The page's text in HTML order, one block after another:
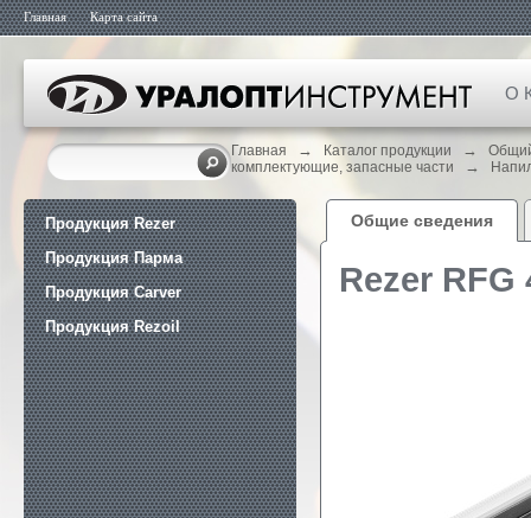
Главная Карта сайта
О
Главная → Каталог продукции →
комплектующие, запасные части
→
Продукция Rezer
Продукция Парма
Продукция Carver
Продукция Rezoil
Общие сведения
Rezer RFG